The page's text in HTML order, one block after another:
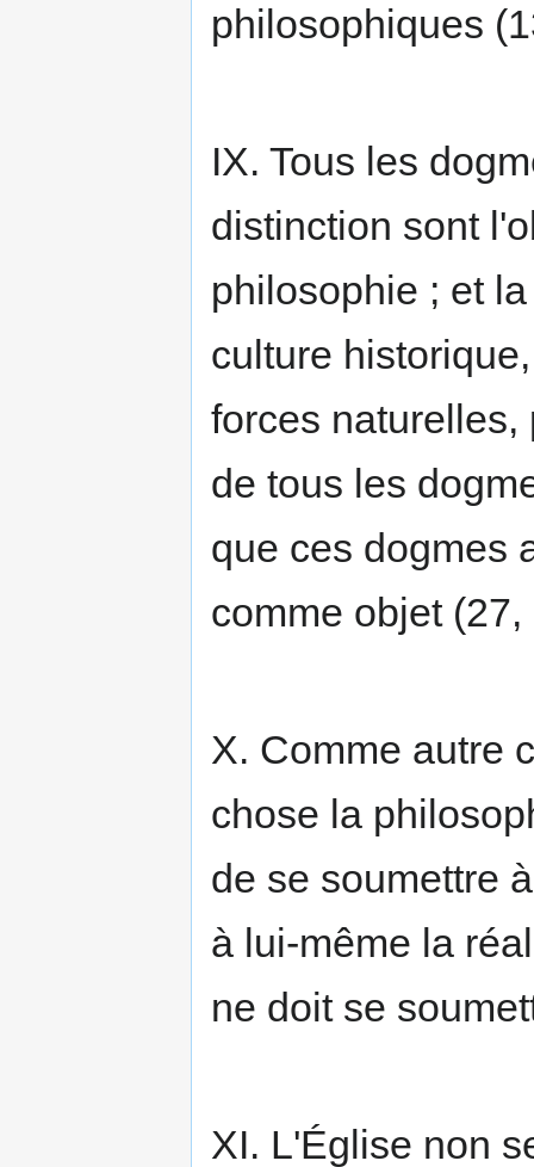
philosophiques
IX. Tous les
distinction sont
philosophie ; et
culture
forces
de tous les
que ces dogmes
comme objet (27,
X. Comme autre
chose la
de se soumettre
à lui-même la
ne doit se
XI. L'Église non